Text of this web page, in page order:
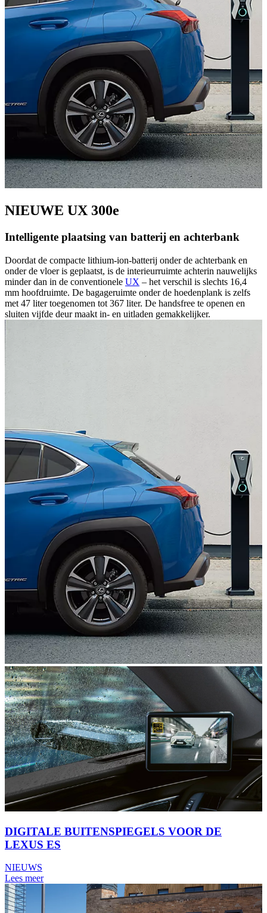
NIEUWE UX 300e
Intelligente plaatsing van batterij en achterbank
Doordat de compacte lithium-ion-batterij onder de achterbank en
onder de vloer is geplaatst, is de interieurruimte achterin nauwelijks
minder dan in de conventionele UX – het verschil is slechts 16,4
mm hoofdruimte. De bagageruimte onder de hoedenplank is zelfs
met 47 liter toegenomen tot 367 liter. De handsfree te openen en
sluiten vijfde deur maakt in- en uitladen gemakkelijker.
DIGITALE BUITENSPIEGELS VOOR DE
LEXUS ES
NIEUWS
Lees meer